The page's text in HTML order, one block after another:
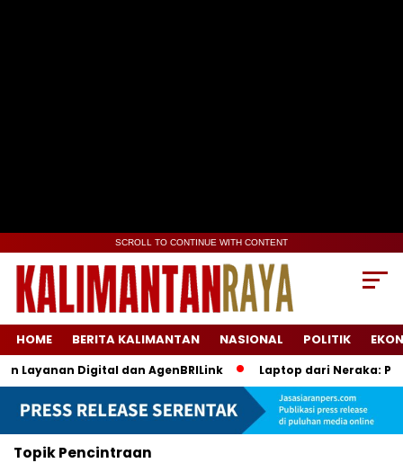
SCROLL TO CONTINUE WITH CONTENT
HOME BERITA KALIMANTAN NASIONAL POLITIK
Layanan Digital dan AgenBRILink Laptop dari Neraka:
TopikPencintraan